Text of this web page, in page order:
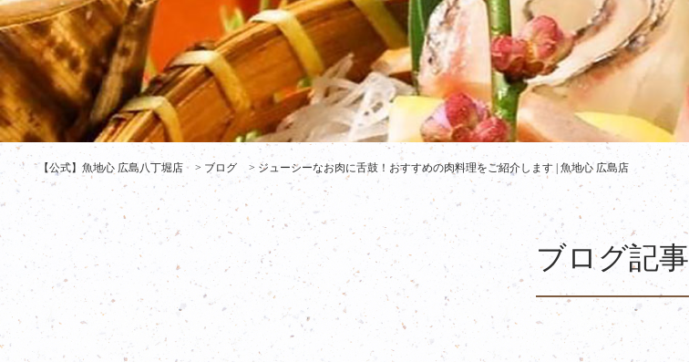
【公式】魚地心 広島八丁堀店 > ブログ > ジューシーなお肉に舌鼓！おすすめの肉料理をご紹介します | 魚地心 広島店
ブログ記事